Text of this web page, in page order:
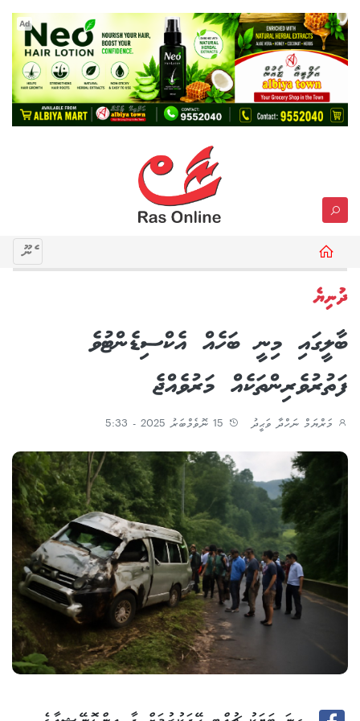
Ad
މެނޫ
ދުނިޔެ
ބާލީގައި މިނީ ބަހެއް އެކްސިޑެންޓުވެ
ފަތުރުވެރިންތަކެއް މަރުވެއްޖެ
މަރްޔަމް ނަހްދާ ވަޙީދު